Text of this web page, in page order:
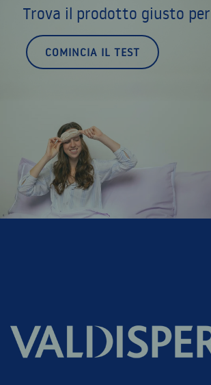
Trova il prodotto giusto
COMINCIA IL TEST